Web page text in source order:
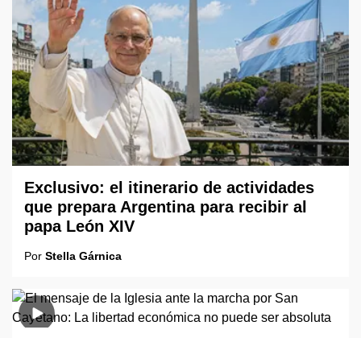
Exclusivo: el itinerario de actividades
que prepara Argentina para recibir al
papa León XIV
Por Stella Gárnica